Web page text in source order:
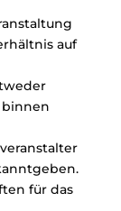
auf
für das